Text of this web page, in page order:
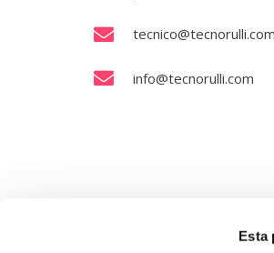
Esta
tecnico@tecnorulli.com
info@tecnorulli.com